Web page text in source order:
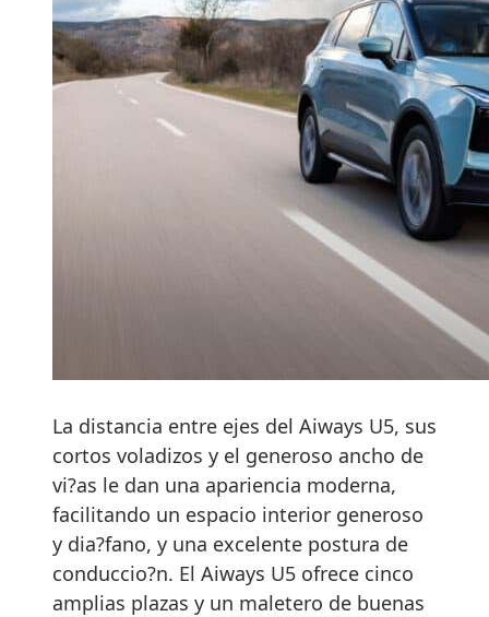
La distancia entre ejes del Aiways U5, sus
cortos voladizos y el generoso ancho de
vi?as le dan una apariencia moderna,
facilitando un espacio interior generoso
y dia?fano, y una excelente postura de
conduccio?n. El Aiways U5 ofrece cinco
amplias plazas y un maletero de buenas